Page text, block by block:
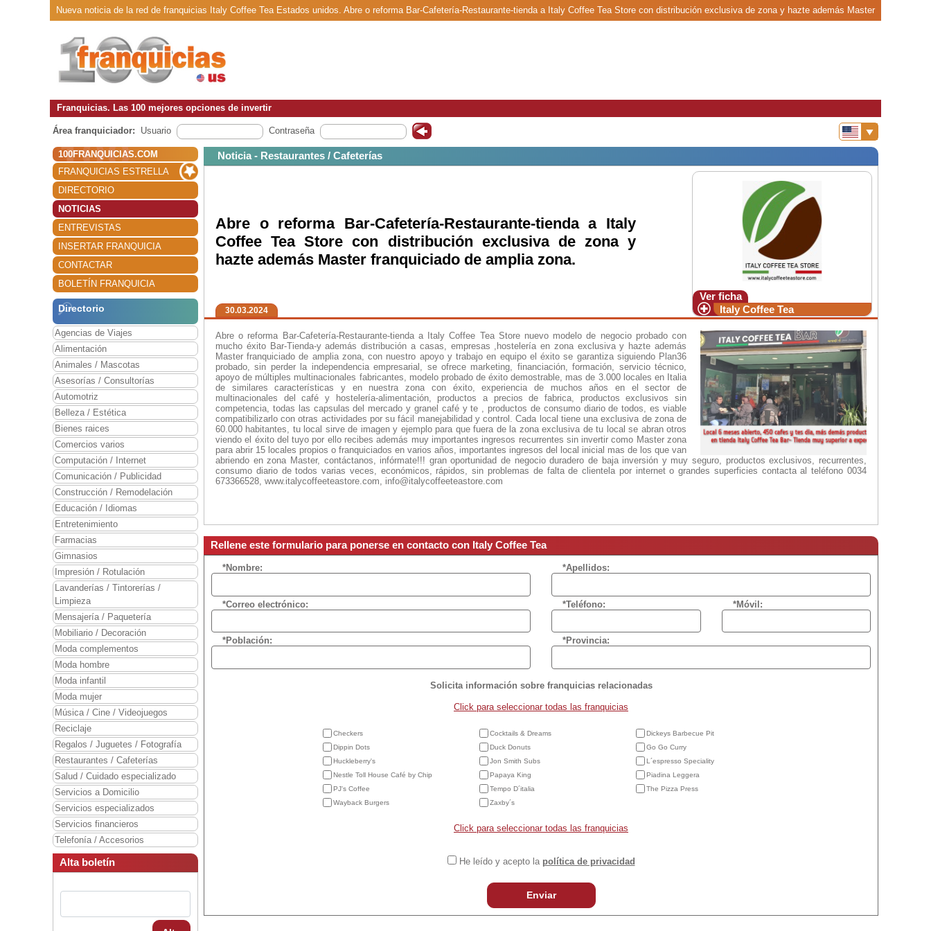
Nueva noticia de la red de franquicias Italy Coffee Tea Estados unidos. Abre o reforma Bar-Cafetería-Restaurante-tienda a Italy Coffee Tea Store con distribución exclusiva de zona y hazte además Master
Franquicias. Las 100 mejores opciones de invertir
Área franquiciador: Usuario Contraseña
100FRANQUICIAS.COM
FRANQUICIAS ESTRELLA
DIRECTORIO
NOTICIAS
ENTREVISTAS
INSERTAR FRANQUICIA
CONTACTAR
BOLETÍN FRANQUICIA
Directorio
Agencias de Viajes
Alimentación
Animales / Mascotas
Asesorías / Consultorías
Automotriz
Belleza / Estética
Bienes raices
Comercios varios
Computación / Internet
Comunicación / Publicidad
Construcción / Remodelación
Educación / Idiomas
Entretenimiento
Farmacias
Gimnasios
Impresión / Rotulación
Lavanderías / Tintorerías /
Limpieza
Mensajería / Paquetería
Mobiliario / Decoración
Moda complementos
Moda hombre
Moda infantil
Moda mujer
Música / Cine / Videojuegos
Reciclaje
Regalos / Juguetes / Fotografía
Restaurantes / Cafeterías
Salud / Cuidado especializado
Servicios a Domicilio
Servicios especializados
Servicios financieros
Telefonía / Accesorios
Alta boletín
Noticia - Restaurantes / Cafeterías
Ver ficha
Italy Coffee Tea
Abre o reforma Bar-Cafetería-Restaurante-tienda a Italy
Coffee Tea Store con distribución exclusiva de zona y
hazte además Master franquiciado de amplia zona.
30.03.2024
Abre o reforma Bar-Cafetería-Restaurante-tienda a Italy Coffee Tea Store nuevo modelo de negocio probado con
mucho éxito Bar-Tienda-y además distribución a casas, empresas ,hostelería en zona exclusiva y hazte además
Master franquiciado de amplia zona, con nuestro apoyo y trabajo en equipo el éxito se garantiza siguiendo Plan36
probado, sin perder la independencia empresarial, se ofrece marketing, financiación, formación, servicio técnico,
apoyo de múltiples multinacionales fabricantes, modelo probado de éxito demostrable, mas de 3.000 locales en Italia
de similares características y en nuestra zona con éxito, experiencia de muchos años en el sector de
multinacionales del café y hostelería-alimentación, productos a precios de fabrica, productos exclusivos sin
competencia, todas las capsulas del mercado y granel café y te , productos de consumo diario de todos, es viable
compatibilizarlo con otras actividades por su fácil manejabilidad y control. Cada local tiene una exclusiva de zona de
60.000 habitantes, tu local sirve de imagen y ejemplo para que fuera de la zona exclusiva de tu local se abran otros
viendo el éxito del tuyo por ello recibes además muy importantes ingresos recurrentes sin invertir como Master zona
para abrir 15 locales propios o franquiciados en varios años, importantes ingresos del local inicial mas de los que van
abriendo en zona Master, contáctanos, infórmate!!! gran oportunidad de negocio duradero de baja inversión y muy seguro, productos exclusivos, recurrentes,
consumo diario de todos varias veces, económicos, rápidos, sin problemas de falta de clientela por internet o grandes superficies contacta al teléfono 0034
673366528, www.italycoffeeteastore.com, info@italycoffeeteastore.com
Rellene este formulario para ponerse en contacto con Italy Coffee Tea
*Nombre: *Apellidos:
*Correo electrónico: *Teléfono: *Móvil:
*Población: *Provincia:
Solicita información sobre franquicias relacionadas
Click para seleccionar todas las franquicias
Checkers Cocktails & Dreams
Dickeys Barbecue Pit
Dippin Dots
Duck Donuts
Go Go Curry
Huckleberry's
Jon Smith Subs
L´espresso Speciality
Nestle Toll House Café by Chip
Papaya King
Piadina Leggera
PJ's Coffee
Tempo D´italia
The Pizza Press
Wayback Burgers
Zaxby´s
Click para seleccionar todas las franquicias
He leído y acepto la política de privacidad
Enviar